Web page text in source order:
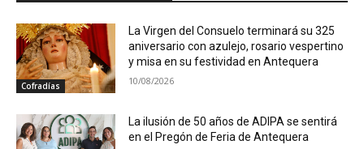
Cofradías
La Virgen del Consuelo terminará su 325
aniversario con azulejo, rosario vespertino
y misa en su festividad en Antequera
10/08/2026
La ilusión de 50 años de ADIPA se sentirá
en el Pregón de Feria de Antequera